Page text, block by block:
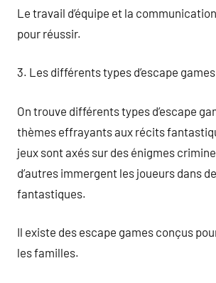
Le travail d’équipe et la
pour réussir.
3. Les différents types d’escape games
On trouve différents types d’escape
thèmes effrayants aux récits
jeux sont axés sur des énigmes
d’autres immergent les joueurs dans
fantastiques.
Il existe des escape games conçus
les familles.